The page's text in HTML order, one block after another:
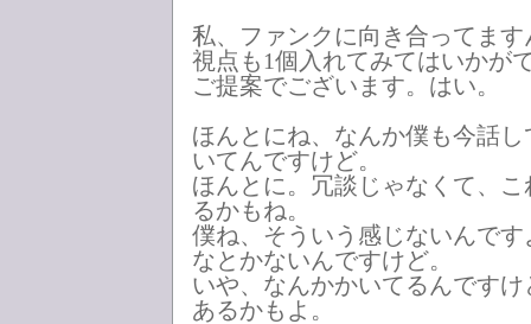
私、ファンクに向き合ってま
視点も1個入れてみてはいかが
ご提案でございます。はい。
ほんとにね、なんか僕も今話
いてんですけど。
ほんとに。冗談じゃなくて、
るかもね。
僕ね、そういう感じないんで
なとかないんですけど。
いや、なんかかいてるんです
あるかもよ。